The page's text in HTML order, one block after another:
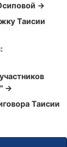
→
Таисии
→
Таисии